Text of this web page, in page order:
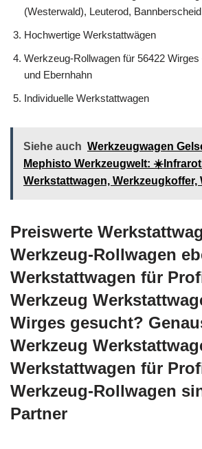
(Westerwald), Leuterod, Bannberscheid
Hochwertige Werkstattwägen
Werkzeug-Rollwagen für 56422
und Ebernhahn
Individuelle Werkstattwagen
Siehe auch Werkzeugwagen
Mephisto Werkzeugwelt:
Werkstattwagen, Werkzeugkoffer,
Preiswerte
Werkzeug-Rollwagen
Werkstattwagen für
Werkzeug
Wirges gesucht?
Werkzeug
Werkstattwagen für
Werkzeug-Rollwagen
Partner